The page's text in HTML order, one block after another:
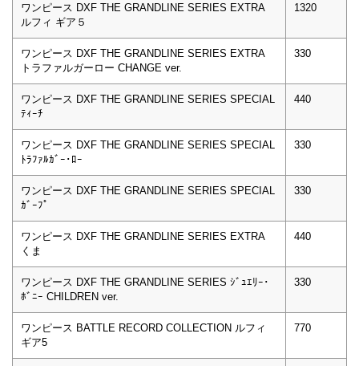
ワンピース DXF THE GRANDLINE SERIES EXTRA
ルフィ ギア５
1320
ワンピース DXF THE GRANDLINE SERIES EXTRA
トラファルガーロー CHANGE ver.
330
ワンピース DXF THE GRANDLINE SERIES SPECIAL
ﾃｨｰﾁ
440
ワンピース DXF THE GRANDLINE SERIES SPECIAL
ﾄﾗﾌｧﾙｶﾞｰ･ﾛｰ
330
ワンピース DXF THE GRANDLINE SERIES SPECIAL
ｶﾞｰﾌﾟ
330
ワンピース DXF THE GRANDLINE SERIES EXTRA
くま
440
ワンピース DXF THE GRANDLINE SERIES ｼﾞｭｴﾘｰ･
ﾎﾞﾆｰ CHILDREN ver.
330
ワンピース BATTLE RECORD COLLECTION ルフィ
ギア5
770